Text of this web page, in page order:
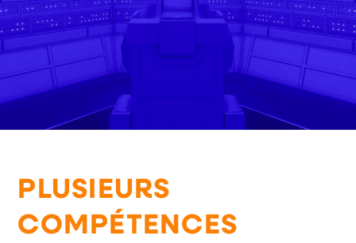
PLUSIEURS
COMPÉTENCES